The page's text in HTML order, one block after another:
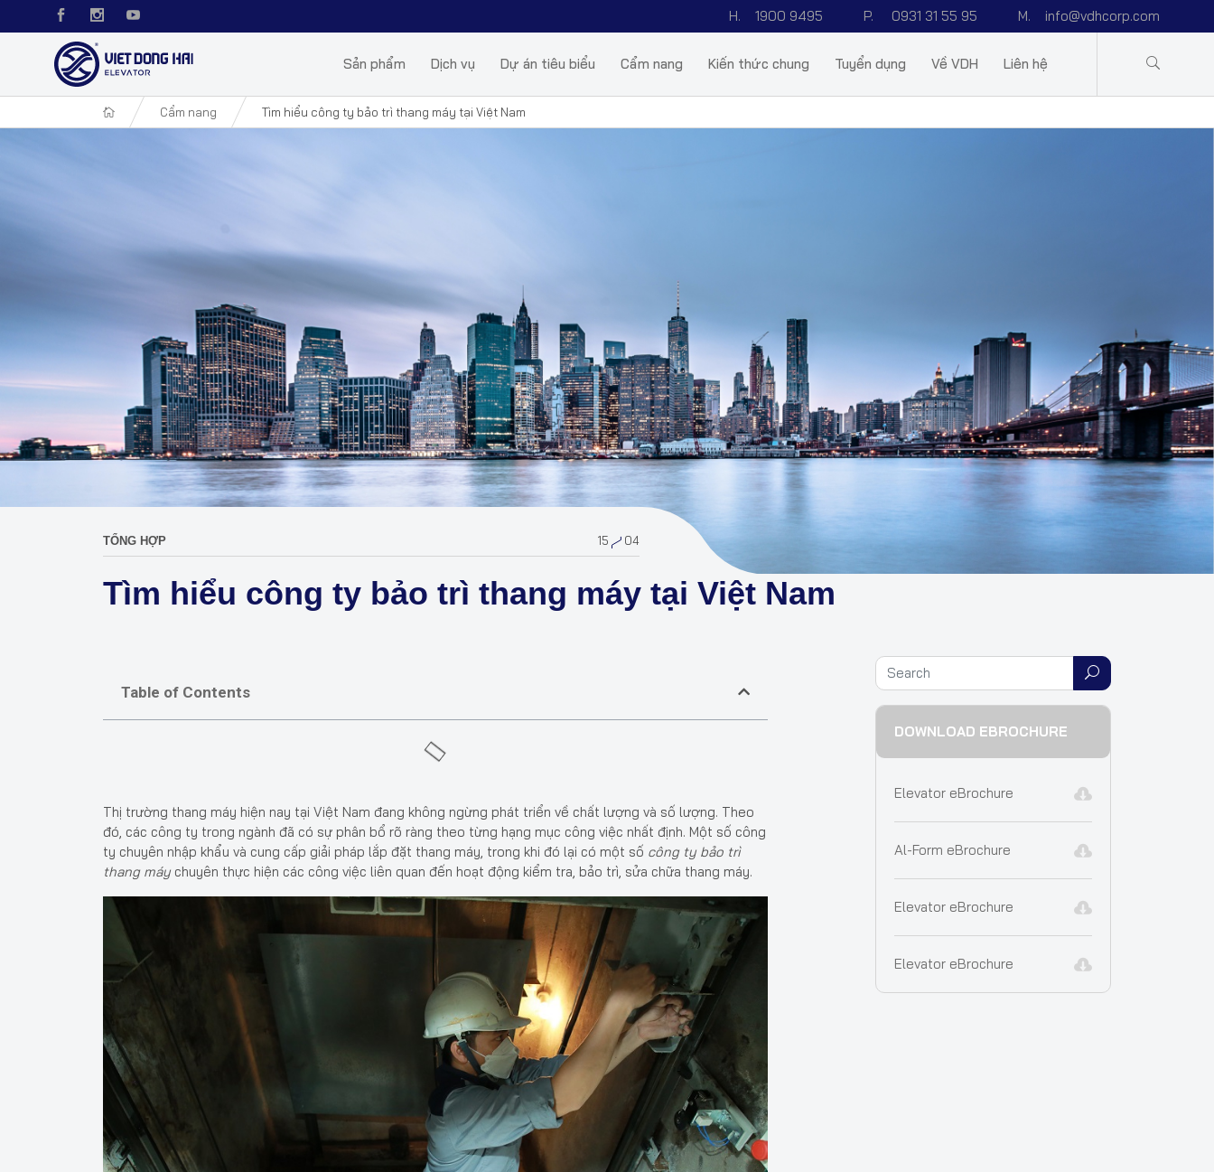
H. 1900 9495 P. 0931 31 55 95 M. info@vdhcorp.com
Sản phẩm Dịch vụ Dự án tiêu biểu Cẩm nang Kiến thức chung Tuyển dụng Về VDH Liên hệ
Cẩm nang Tìm hiểu công ty bảo trì thang máy tại Việt Nam
TỔNG HỢP 15 04
Tìm hiểu công ty bảo trì thang máy tại Việt Nam
Table of Contents
Thị trường thang máy hiện nay tại Việt Nam đang không ngừng phát triển về chất lượng và số lượng. Theo
đó, các công ty trong ngành đã có sự phân bổ rõ ràng theo từng hạng mục công việc nhất định. Một số công
ty chuyên nhập khẩu và cung cấp giải pháp lắp đặt thang máy, trong khi đó lại có một số công ty bảo trì
thang máy chuyên thực hiện các công việc liên quan đến hoạt động kiểm tra, bảo trì, sửa chữa thang máy.
DOWNLOAD EBROCHURE
Elevator eBrochure
Al-Form eBrochure
Elevator eBrochure
Elevator eBrochure